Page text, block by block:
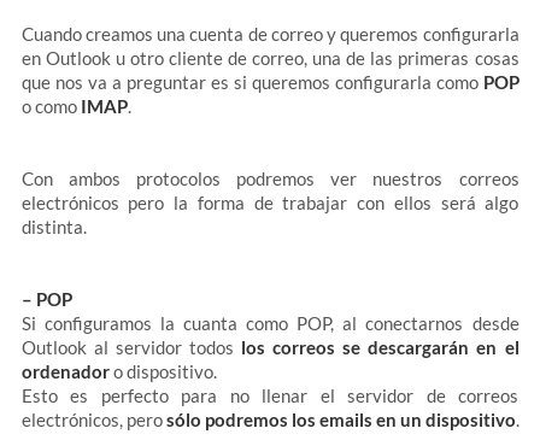
Cuando creamos una cuenta de correo y queremos configurarla
en Outlook u otro cliente de correo, una de las primeras cosas
que nos va a preguntar es si queremos configurarla como POP
o como IMAP.
Con ambos protocolos podremos ver nuestros correos
electrónicos pero la forma de trabajar con ellos será algo
distinta.
– POP
Si configuramos la cuanta como POP, al conectarnos desde
Outlook al servidor todos los correos se descargarán en el
ordenadoro dispositivo.
Esto es perfecto para no llenar el servidor de correos
electrónicos, perosólo podremos los emails en un dispositivo.